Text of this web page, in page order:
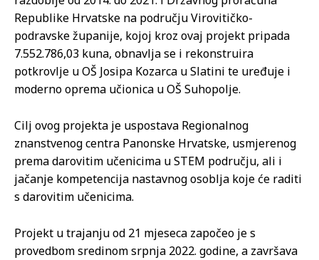
Republike Hrvatske na području Virovitičko-
podravske županije, kojoj kroz ovaj projekt pripada
7.552.786,03 kuna, obnavlja se i rekonstruira
potkrovlje u OŠ Josipa Kozarca u Slatini te uređuje i
moderno oprema učionica u OŠ Suhopolje.
Cilj ovog projekta je uspostava Regionalnog
znanstvenog centra Panonske Hrvatske, usmjerenog
prema darovitim učenicima u STEM području, ali i
jačanje kompetencija nastavnog osoblja koje će raditi
s darovitim učenicima.
Projekt u trajanju od 21 mjeseca započeo je s
provedbom sredinom srpnja 2022. godine, a završava